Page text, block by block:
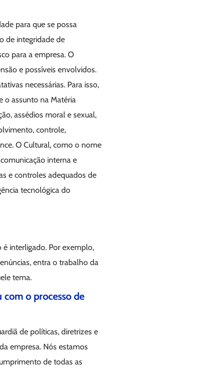
para que se possa
de integridade de
para a empresa. O
e possíveis envolvidos.
necessárias. Para isso,
o assunto na Matéria
assédios moral e sexual,
controle,
O Cultural, como o nome
interna e
e controles adequados de
tecnológica do
é interligado. Por exemplo,
entra o trabalho da
tema.
o processo de
de políticas, diretrizes e
empresa. Nós estamos
de todas as